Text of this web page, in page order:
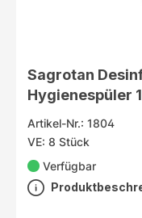
Sagrotan
Hygienespüler
Artikel-Nr.: 1804
VE: 8 Stück
Verfügbar